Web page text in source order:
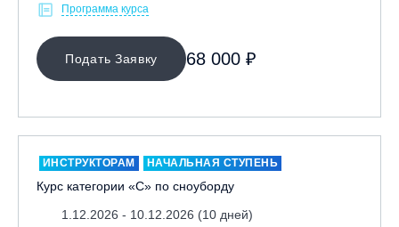
Программа курса
Подать Заявку 68 000 ₽
ИНСТРУКТОРАМ НАЧАЛЬНАЯ СТУПЕНЬ
Курс категории «С» по сноуборду
1.12.2026 - 10.12.2026 (10 дней)